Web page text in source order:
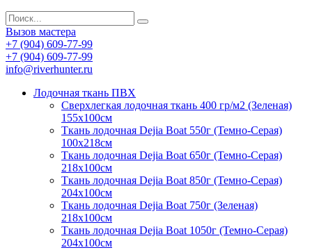
Вызов мастера
+7 (904) 609-77-99
+7 (904) 609-77-99
info@riverhunter.ru
Лодочная ткань ПВХ
Сверхлегкая лодочная ткань 400 гр/м2 (Зеленая)
155х100см
Ткань лодочная Dejia Boat 550г (Темно-Серая)
100х218см
Ткань лодочная Dejia Boat 650г (Темно-Серая)
218х100см
Ткань лодочная Dejia Boat 850г (Темно-Серая)
204х100см
Ткань лодочная Dejia Boat 750г (Зеленая)
218х100см
Ткань лодочная Dejia Boat 1050г (Темно-Серая)
204х100см